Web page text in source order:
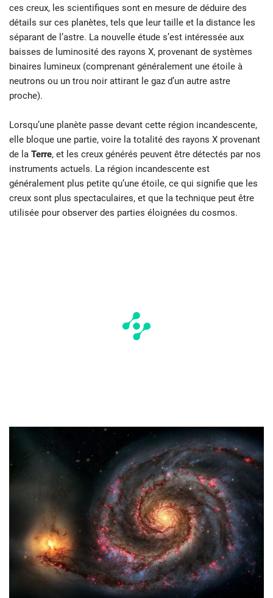
ces creux, les scientifiques sont en mesure de déduire des
détails sur ces planètes, tels que leur taille et la distance les
séparant de l’astre. La nouvelle étude s’est intéressée aux
baisses de luminosité des rayons X, provenant de systèmes
binaires lumineux (comprenant généralement une étoile à
neutrons ou un trou noir attirant le gaz d’un autre astre
proche).
Lorsqu’une planète passe devant cette région incandescente,
elle bloque une partie, voire la totalité des rayons X provenant
de la Terre, et les creux générés peuvent être détectés par nos
instruments actuels. La région incandescente est
généralement plus petite qu’une étoile, ce qui signifie que les
creux sont plus spectaculaires, et que la technique peut être
utilisée pour observer des parties éloignées du cosmos.